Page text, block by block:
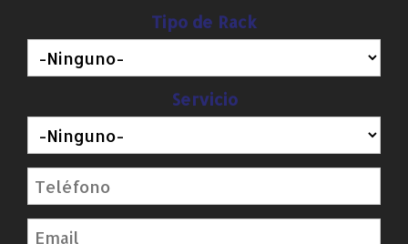
Tipo de Rack
Servicio